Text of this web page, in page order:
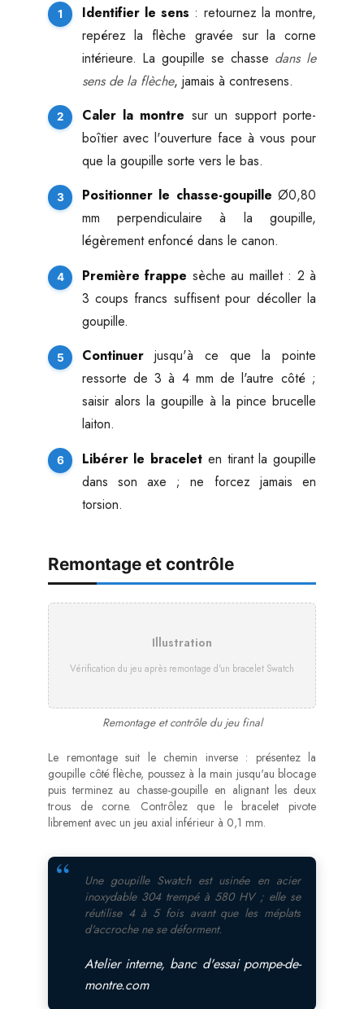
Identifier le sens : retournez la montre,
repérez la flèche gravée sur la corne
intérieure. La goupille se chasse dans le
sens de la flèche, jamais à contresens.
Caler la montre sur un support porte-
boîtier avec l'ouverture face à vous pour
que la goupille sorte vers le bas.
Positionner le chasse-goupille Ø0,80
mm perpendiculaire à la goupille,
légèrement enfoncé dans le canon.
Première frappe sèche au maillet : 2 à
3 coups francs suffisent pour décoller la
goupille.
Continuerjusqu'à ce que la pointe
ressorte de 3 à 4 mm de l'autre côté ;
saisir alors la goupille à la pince brucelle
laiton.
Libérer le bracelet en tirant la goupille
dans son axe ; ne forcez jamais en
torsion.
Remontage et contrôle
Illustration
Vérification du jeu après remontage d'un bracelet Swatch
Remontage et contrôle du jeu final
Le remontage suit le chemin inverse : présentez la
goupille côté flèche, poussez à la main jusqu'au blocage
puis terminez au chasse-goupille en alignant les deux
trous de corne. Contrôlez que le bracelet pivote
librement avec un jeu axial inférieur à 0,1 mm.
Une goupille Swatch est usinée en acier
inoxydable 304 trempé à 580 HV ; elle se
réutilise 4 à 5 fois avant que les méplats
d'accroche ne se déforment.
Atelier interne, banc d'essai pompe-de-
montre.com